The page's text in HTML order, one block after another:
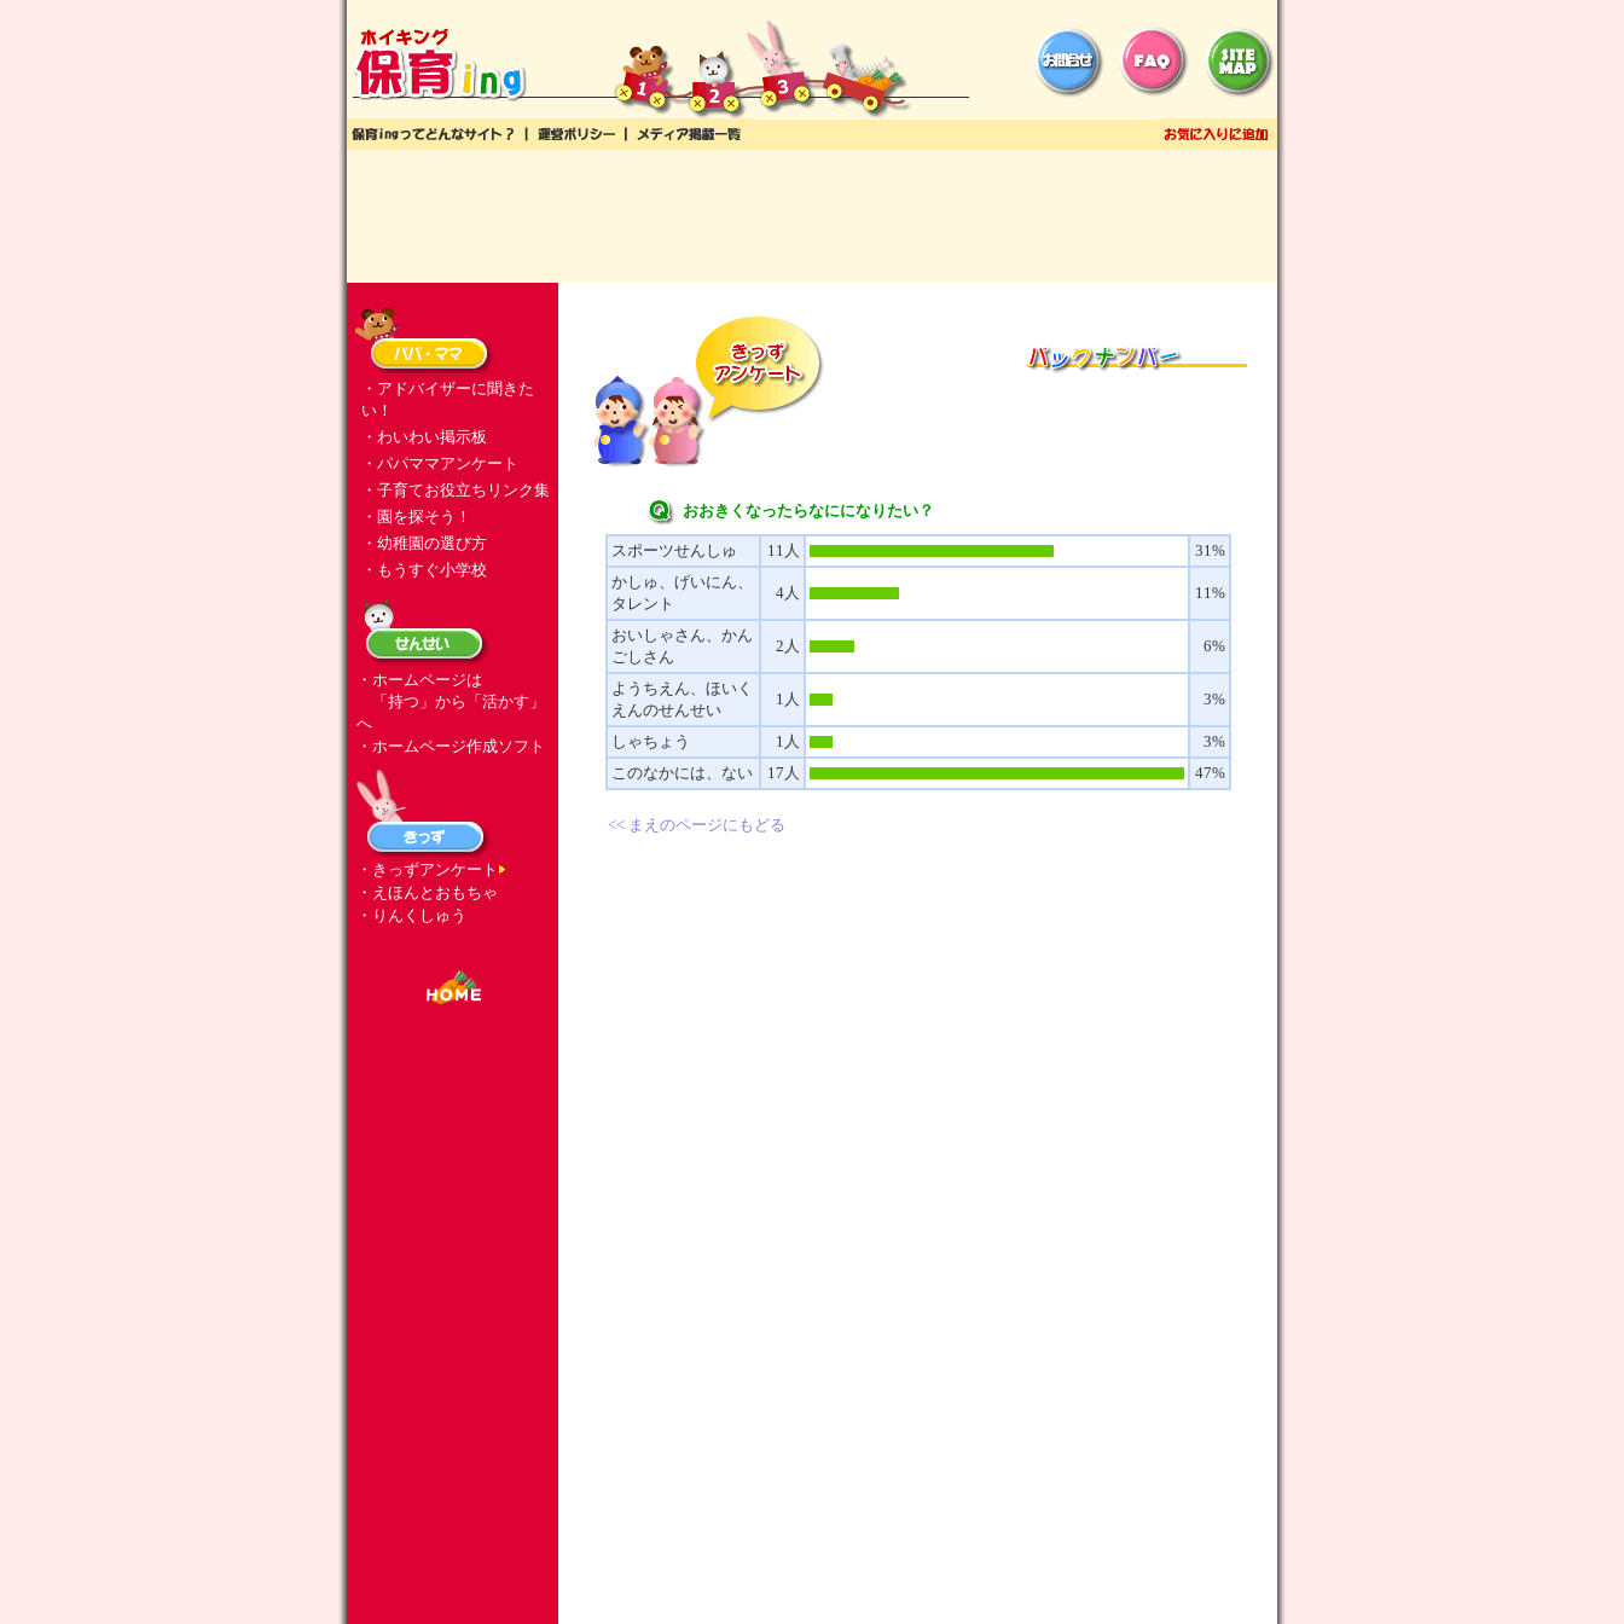
・アドバイザーに聞きた
い！
・わいわい掲示板
・パパママアンケート
・子育てお役立ちリンク集
・園を探そう！
・幼稚園の選び方
・もうすぐ小学校
・ホームページは
「持つ」から「活かす」
へ
・ホームページ作成ソフト
・きっずアンケート
・えほんとおもちゃ
・りんくしゅう
おおきくなったらなにになりたい？
スポーツせんしゅ 11人
31%
かしゅ、げいにん、
タレント
4人 11%
おいしゃさん、かん
ごしさん
2人 6%
ようちえん、ほいく
えんのせんせい
1人 3%
しゃちょう 1人
3%
このなかには、ない
17人 47%
<< まえのページにもどる